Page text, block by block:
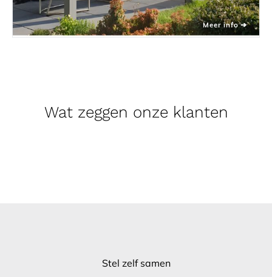
Wat zeggen onze klanten
Stel zelf samen